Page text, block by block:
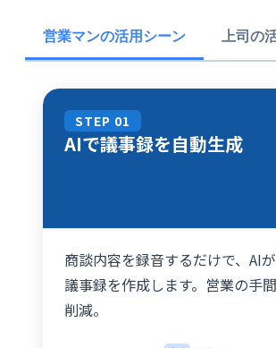
営業マンの活用シーン 上司の
STEP 01
AIで議事録を自動生成
商談内容を録音するだけで、AI
議事録を作成します。営業の手
削減。